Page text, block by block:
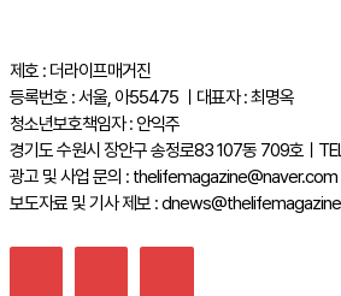
제호 : 더라이프매거진
등록번호 : 서울, 아55475 ㅣ대표자 : 최명옥
청소년보호책임자 : 안익주
경기도 수원시 장안구 송정로83 107동 709호ㅣ
광고 및 사업 문의 : thelifemagazine@naver.com
보도자료 및 기사 제보 :